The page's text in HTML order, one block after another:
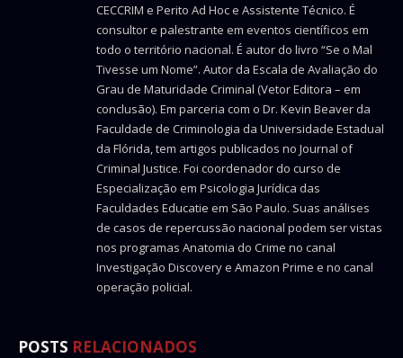
CECCRIM e Perito Ad Hoc e Assistente Técnico. É
consultor e palestrante em eventos científicos em
todo o território nacional. É autor do livro “Se o Mal
Tivesse um Nome”. Autor da Escala de Avaliação do
Grau de Maturidade Criminal (Vetor Editora – em
conclusão). Em parceria com o Dr. Kevin Beaver da
Faculdade de Criminologia da Universidade Estadual
da Flórida, tem artigos publicados no Journal of
Criminal Justice. Foi coordenador do curso de
Especialização em Psicologia Jurídica das
Faculdades Educatie em São Paulo. Suas análises
de casos de repercussão nacional podem ser vistas
nos programas Anatomia do Crime no canal
Investigação Discovery e Amazon Prime e no canal
operação policial.
POSTS RELACIONADOS